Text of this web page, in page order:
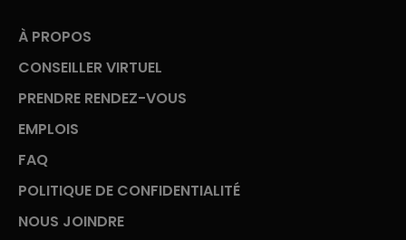
À PROPOS
CONSEILLER VIRTUEL
PRENDRE RENDEZ-VOUS
EMPLOIS
FAQ
POLITIQUE DE CONFIDENTIALITÉ
NOUS JOINDRE